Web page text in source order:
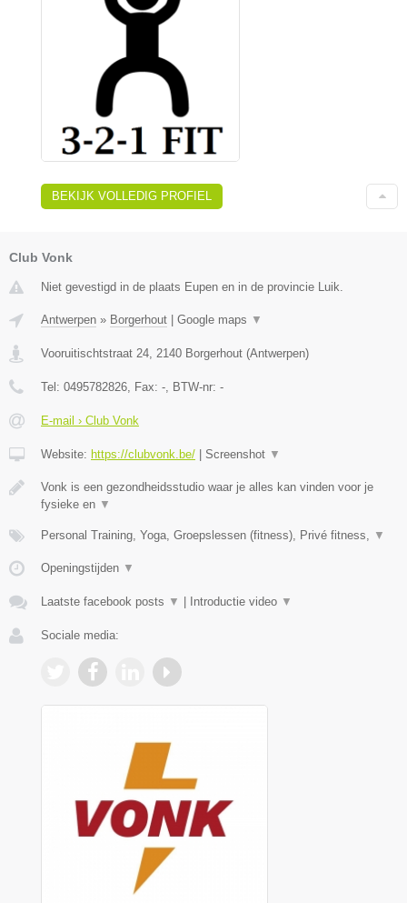
BEKIJK VOLLEDIG PROFIEL
Club Vonk
Niet gevestigd in de plaats Eupen en in de provincie Luik.
Antwerpen » Borgerhout | Google maps ▼
Vooruitischtstraat 24 2140 Borgerhout (Antwerpen)
Tel: 0495782826 , Fax: - , BTW-nr: -
E-mail › Club Vonk
Website: https://clubvonk.be/ | Screenshot ▼
Vonk is een gezondheidsstudio waar je alles kan vinden voor je
fysieke en ▼
Personal Training, Yoga, Groepslessen (fitness), Privé fitness, ▼
Openingstijden ▼
Laatste facebook posts ▼ | Introductie video ▼
Sociale media: